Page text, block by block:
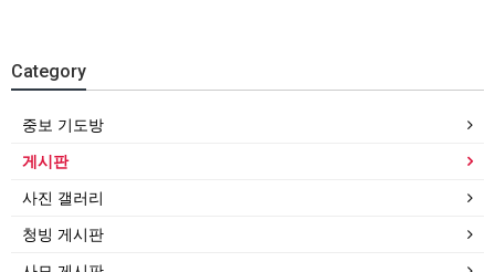
Category
중보 기도방
게시판
사진 갤러리
청빙 게시판